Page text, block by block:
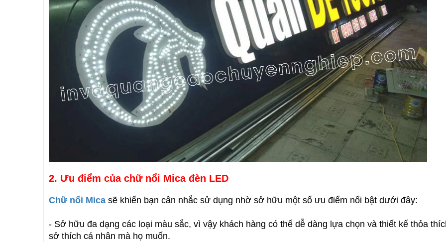
2. Ưu điểm của chữ nổi Mica đèn LED
Chữ nổi Mica sẽ khiến bạn cân nhắc sử dụng nhờ sở hữu một số ưu điểm nổi bật dưới đây:
- Sở hữu đa dạng các loại màu sắc, vì vậy khách hàng có thể dễ dàng lựa chọn và thiết kế thỏa
sở thích cá nhân mà họ muốn.